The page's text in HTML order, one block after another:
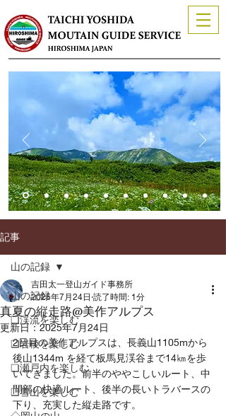
記事
山の記録
❏渓流を楽しむ
❑岩稜を楽しむ
❏瀬戸内を楽しむ
❑雪山を楽しむ
山の記録
真夏の縦走路@美作アルプス
吉田太一登山ガイド事務所
2025年7月24日 読了時間: 1分
更新日：2025年7月24日
2日目の美作アルプスは、長義山1105mから
後山1344m を経て板馬見渓谷まで14㎞を歩
いてきました。前半のややこしいルート、中
間部の快適ルート、後半の長いトラバースの
下り、充実した縦走路です。